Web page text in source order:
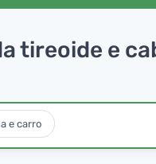
tireoide e
e carro